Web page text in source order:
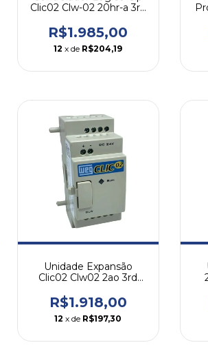
Clic02 Clw-02 20hr-a 3rd
R$1.985,00
12 x de R$204,19
Unidade Expansão
Clic02 Clw02 2ao 3rd
R$1.918,00
12 x de R$197,30